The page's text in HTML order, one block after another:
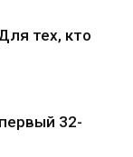
тех, кто
32-